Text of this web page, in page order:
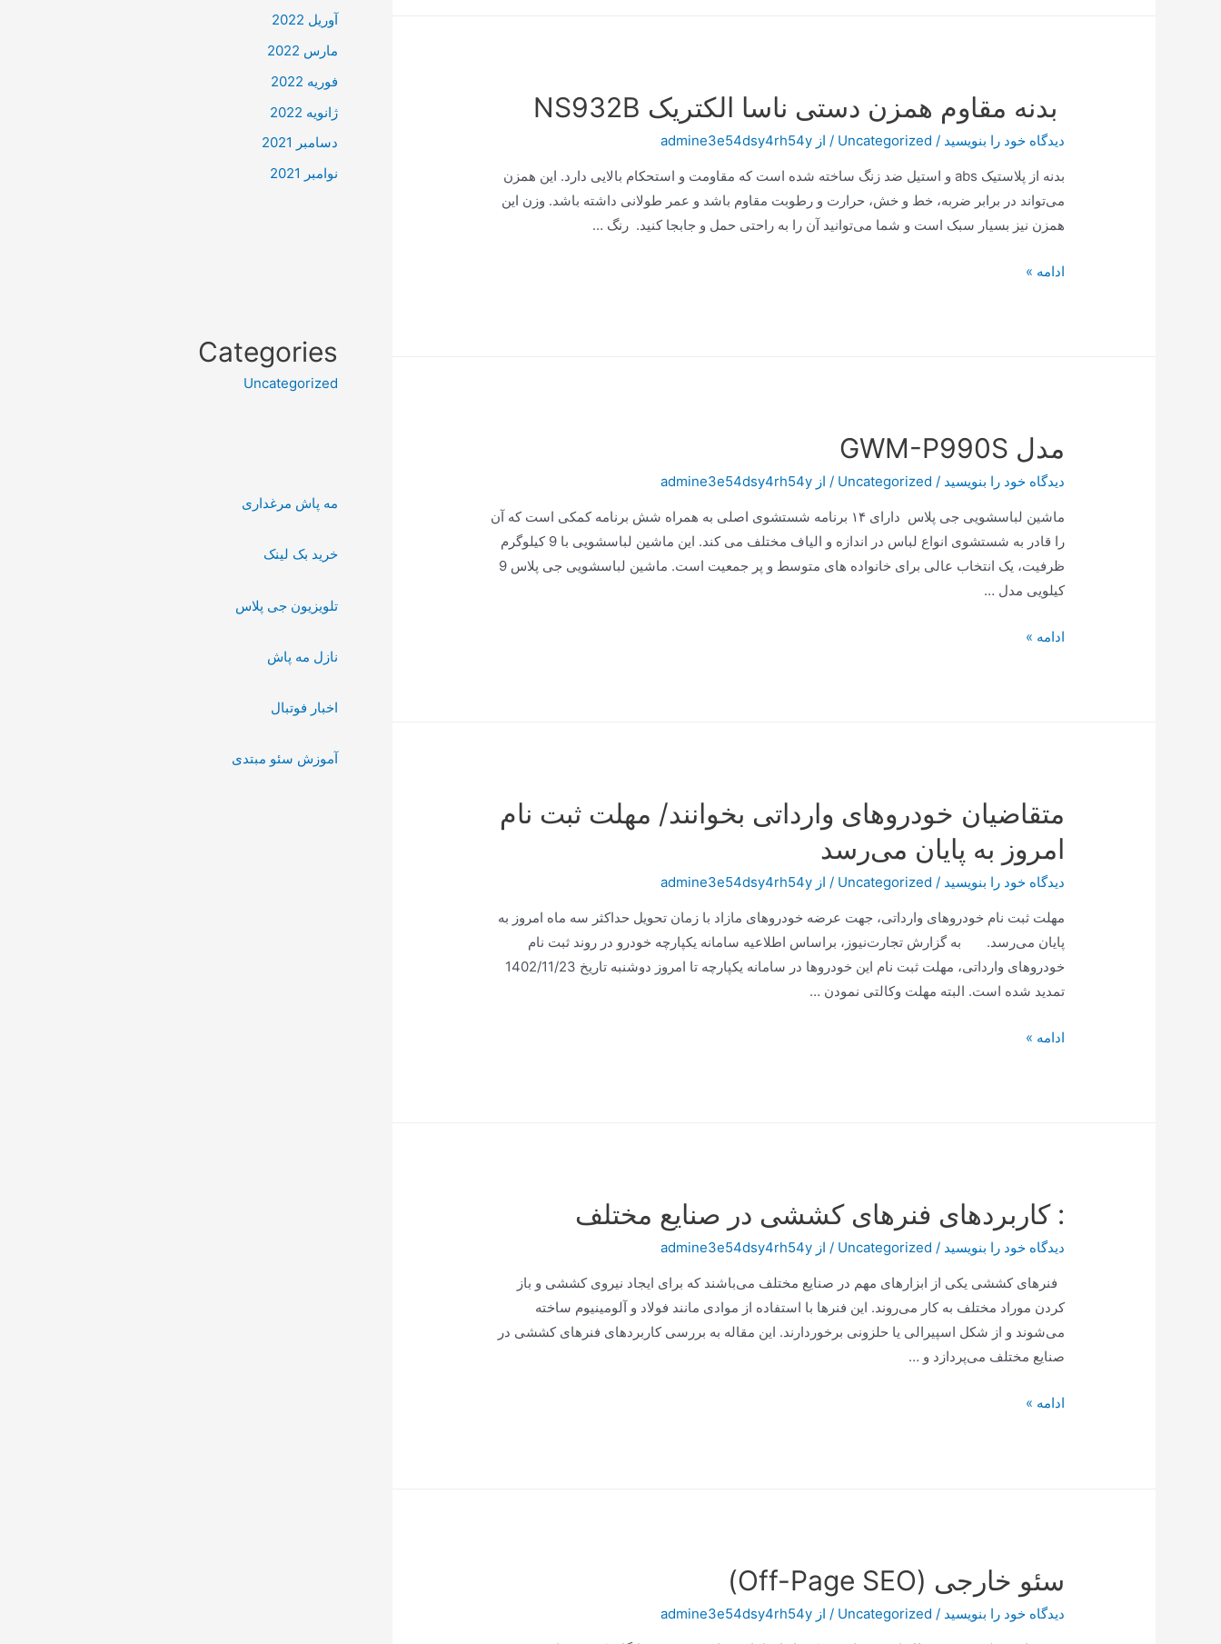
بدنه مقاوم همزن دستی ناسا الکتریک NS932B
دیدگاه‌ خود را بنویسید /
Uncategorized / از admine3e54dsy4rh54y
بدنه از پلاستیک abs و استیل ضد زنگ ساخته شده است که مقاومت و استحکام بالایی دارد. این همزن
می‌تواند در برابر ضربه، خط و خش، حرارت و رطوبت مقاوم باشد و عمر طولانی داشته باشد. وزن این
همزن نیز بسیار سبک است و شما می‌توانید آن را به راحتی حمل و جابجا کنید. رنگ …
بدنه
ادامه »
مدل GWM-P990S
دیدگاه‌ خود را بنویسید /
Uncategorized / از admine3e54dsy4rh54y
ماشین لباسشویی جی پلاس دارای ۱۴ برنامه شستشوی اصلی به همراه شش برنامه کمکی است که آن
را قادر به شستشوی انواع لباس در اندازه و الیاف مختلف می کند. این ماشین لباسشویی با 9 کیلوگرم
ظرفیت، یک انتخاب عالی برای خانواده های متوسط و پر جمعیت است. ماشین لباسشویی جی پلاس 9
کیلویی مدل …
مدل
ادامه »
متقاضیان خودروهای وارداتی بخوانند/ مهلت ثبت نام
امروز به پایان می‌رسد
دیدگاه‌ خود را بنویسید /
Uncategorized / از admine3e54dsy4rh54y
مهلت ثبت نام خودروهای وارداتی، جهت عرضه خودروهای مازاد با زمان تحویل حداکثر سه ماه امروز به
پایان می‌رسد. به گزارش تجارت‌نیوز، براساس اطلاعیه سامانه یکپارچه خودرو در روند ثبت نام
خودروهای وارداتی، مهلت ثبت نام این خودروها در سامانه یکپارچه تا امروز دوشنبه تاریخ 1402/11/23
تمدید شده است. البته مهلت وکالتی نمودن …
متقاضیان
امروز
پایان
می‌رسد
ادامه »
: کاربردهای فنرهای کششی در صنایع مختلف
دیدگاه‌ خود را بنویسید /
Uncategorized / از admine3e54dsy4rh54y
فنرهای کششی یکی از ابزارهای مهم در صنایع مختلف می‌باشند که برای ایجاد نیروی کششی و باز
کردن موراد مختلف به کار می‌روند. این فنرها با استفاده از موادی مانند فولاد و آلومینیوم ساخته
می‌شوند و از شکل اسپیرالی یا حلزونی برخوردارند. این مقاله به بررسی کاربردهای فنرهای کششی در
صنایع مختلف می‌پردازد و …
:ادامه »
سئو خارجی (Off-Page SEO)
دیدگاه‌ خود را بنویسید /
Uncategorized / از admine3e54dsy4rh54y
آوریل 2022
مارس 2022
فوریه 2022
ژانویه 2022
دسامبر 2021
نوامبر 2021
Categories
Uncategorized
مه پاش مرغداری
خرید بک لینک
تلویزیون جی پلاس
نازل مه پاش
اخبار فوتبال
آموزش سئو مبتدی